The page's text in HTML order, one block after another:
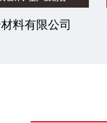
材料有限公司